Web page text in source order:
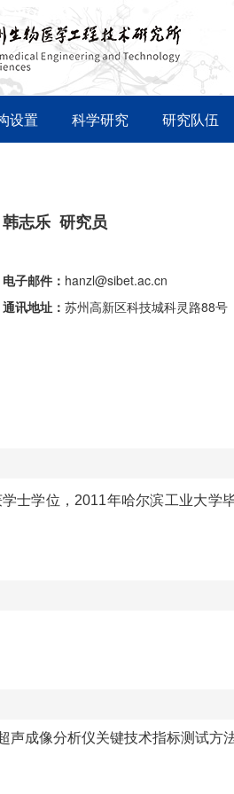
设置 科学研究 研究队伍
韩志乐 研究员
电子邮件： hanzl@sibet.ac.cn
通讯地址： 苏州高新区科技城科灵路88号
士学位， 2011年哈尔滨工业大学
声成像分析仪关键技术指标测试方